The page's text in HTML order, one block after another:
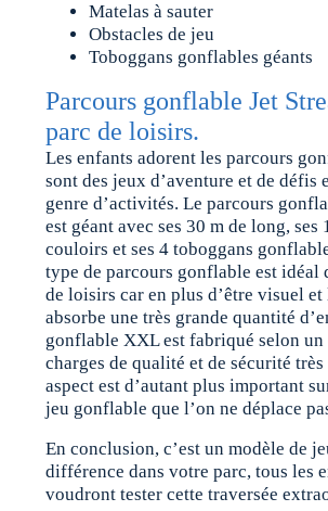
Matelas à sauter
Obstacles de jeu
Toboggans gonflables géants
Parcours gonflable Jet
parc de loisirs.
Les enfants adorent les parcours
sont des jeux d’aventure et de défis
genre d’activités. Le parcours
est géant avec ses 30 m de long, ses
couloirs et ses 4 toboggans
type de parcours gonflable est idéal
de loisirs car en plus d’être visuel
absorbe une très grande quantité
gonflable XXL est fabriqué selon un
charges de qualité et de sécurité
aspect est d’autant plus important
jeu gonflable que l’on ne déplace
En conclusion, c’est un modèle de
différence dans votre parc, tous les
voudront tester cette traversée